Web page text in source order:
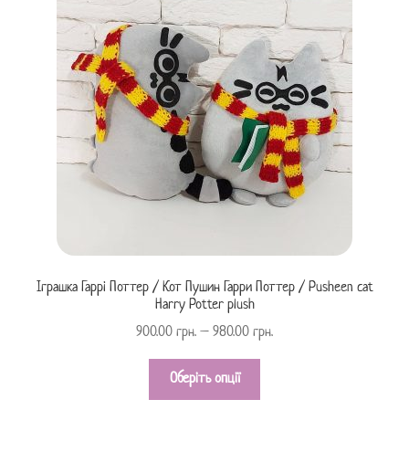
Іграшка Гаррі Поттер / Кот Пушин Гарри Поттер / Pusheen cat
Harry Potter plush
900.00 грн. – 980.00 грн.
Оберіть опції